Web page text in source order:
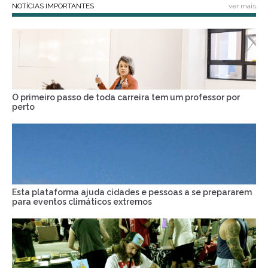
NOTÍCIAS IMPORTANTES ver mais
O primeiro passo de toda carreira tem um professor por
perto
Esta plataforma ajuda cidades e pessoas a se prepararem
para eventos climáticos extremos